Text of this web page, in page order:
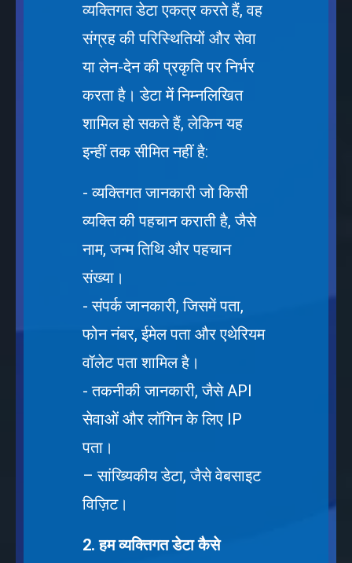
व्यक्तिगत डेटा एकत्र करते हैं, वह
संग्रह की परिस्थितियों और सेवा
या लेन-देन की प्रकृति पर निर्भर
करता है। डेटा में निम्नलिखित
शामिल हो सकते हैं, लेकिन यह
इन्हीं तक सीमित नहीं है:
- व्यक्तिगत जानकारी जो किसी
व्यक्ति की पहचान कराती है, जैसे
नाम, जन्म तिथि और पहचान
संख्या।
- संपर्क जानकारी, जिसमें पता,
फोन नंबर, ईमेल पता और एथेरियम
वॉलेट पता शामिल है।
- तकनीकी जानकारी, जैसे API
सेवाओं और लॉगिन के लिए IP
पता।
– सांख्यिकीय डेटा, जैसे वेबसाइट
विज़िट।
2. हम व्यक्तिगत डेटा कैसे